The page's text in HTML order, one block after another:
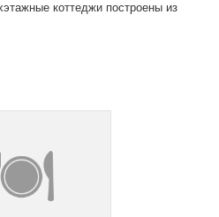
коттеджи построены из